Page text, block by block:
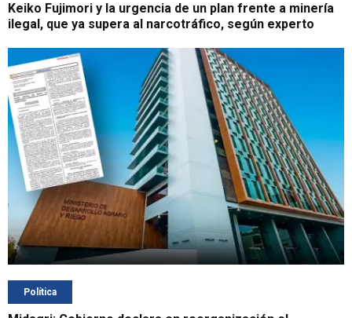
Keiko Fujimori y la urgencia de un plan frente a minería
ilegal, que ya supera al narcotráfico, según experto
Política